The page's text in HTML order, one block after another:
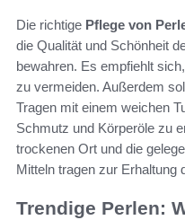
Die richtige Pflege von
die Qualität und Schönheit
bewahren. Es empfiehlt
zu vermeiden. Außerdem
Tragen mit einem weichen
Schmutz und Körperöle zu
trockenen Ort und die
Mitteln tragen zur Erhaltung
Trendige Perlen: